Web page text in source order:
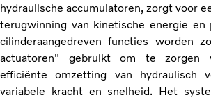
hydraulische accumulatoren, zorgt voor
terugwinning van kinetische energie en
cilinderaangedreven functies worden
actuatoren" gebruikt om te zorgen
efficiënte omzetting van hydraulisch
variabele kracht en snelheid. Het